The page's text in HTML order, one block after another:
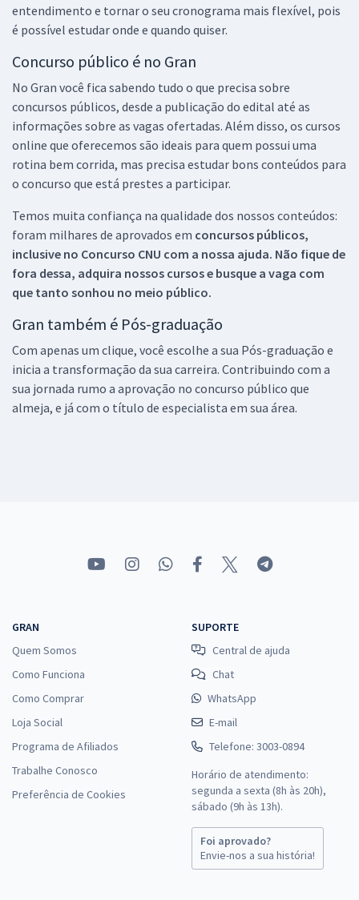
entendimento e tornar o seu cronograma mais flexível, pois
é possível estudar onde e quando quiser.
Concurso público é no Gran
No Gran você fica sabendo tudo o que precisa sobre
concursos públicos, desde a publicação do edital até as
informações sobre as vagas ofertadas. Além disso, os cursos
online que oferecemos são ideais para quem possui uma
rotina bem corrida, mas precisa estudar bons conteúdos para
o concurso que está prestes a participar.
Temos muita confiança na qualidade dos nossos conteúdos:
foram milhares de aprovados em concursos públicos,
inclusive no Concurso CNU com a nossa ajuda. Não fique de
fora dessa, adquira nossos cursos e busque a vaga com
que tanto sonhou no meio público.
Gran também é Pós-graduação
Com apenas um clique, você escolhe a sua Pós-graduação e
inicia a transformação da sua carreira. Contribuindo com a
sua jornada rumo a aprovação no concurso público que
almeja, e já com o título de especialista em sua área.
GRAN
Quem Somos
Como Funciona
Como Comprar
Loja Social
Programa de Afiliados
Trabalhe Conosco
Preferência de Cookies
SUPORTE
Central de ajuda
Chat
WhatsApp
E-mail
Telefone: 3003-0894
Horário de atendimento:
segunda a sexta (8h às 20h),
sábado (9h às 13h).
Foi aprovado?
Envie-nos a sua história!